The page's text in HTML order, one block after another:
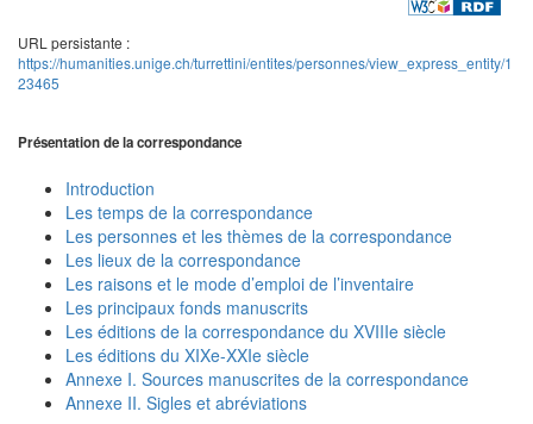
URL persistante :
https://humanities.unige.ch/turrettini/entites/personnes/view_express_entity/1
23465
Présentation de la correspondance
Introduction
Les temps de la correspondance
Les personnes et les thèmes de la correspondance
Les lieux de la correspondance
Les raisons et le mode d’emploi de l’inventaire
Les principaux fonds manuscrits
Les éditions de la correspondance du XVIIIe siècle
Les éditions du XIXe-XXIe siècle
Annexe I. Sources manuscrites de la correspondance
Annexe II. Sigles et abréviations